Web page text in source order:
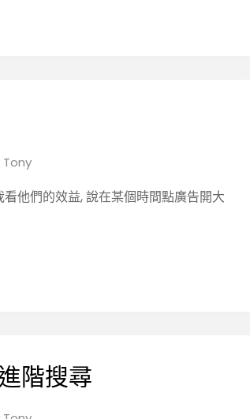
Tony
他們的效益, 說在某個時間點廣告開大
階搜尋